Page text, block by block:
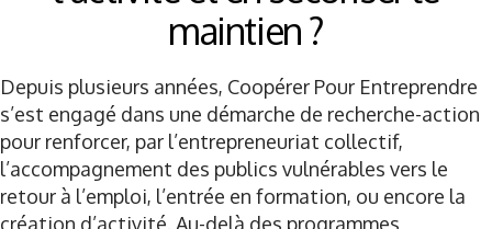
maintien ?
Depuis plusieurs années, Coopérer Pour Entreprendre
s’est engagé dans une démarche de recherche-action
pour renforcer, par l’entrepreneuriat collectif,
l’accompagnement des publics vulnérables vers le
retour à l’emploi, l’entrée en formation, ou encore la
création d’activité. Au-delà des programmes